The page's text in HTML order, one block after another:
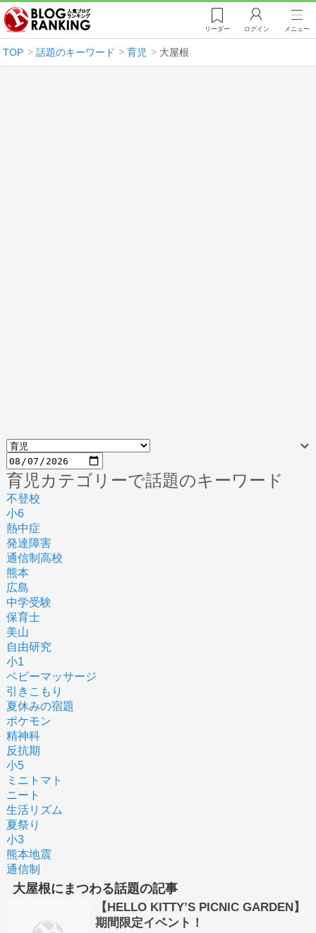
リーダー ログイン メニュー
TOP 話題のキーワード 育児 大屋根
育児カテゴリーで話題のキーワード
不登校
小6
熱中症
発達障害
通信制高校
熊本
広島
中学受験
保育士
美山
自由研究
小1
ベビーマッサージ
引きこもり
夏休みの宿題
ポケモン
精神科
反抗期
小5
ミニトマト
ニート
生活リズム
夏祭り
小3
熊本地震
通信制
大屋根にまつわる話題の記事
【HELLO KITTY’S PICNIC GARDEN】
期間限定イベント！